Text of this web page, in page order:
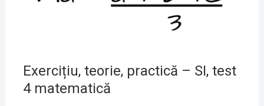
Exercițiu, teorie, practică – SI, test
4 matematică